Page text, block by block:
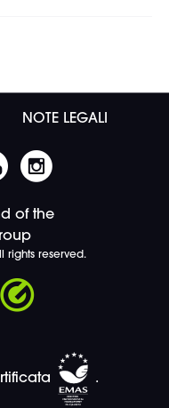
NOTE LEGALI
of the
rights reserved.
.